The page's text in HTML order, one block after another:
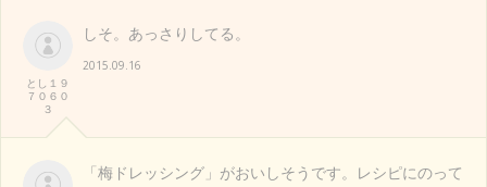
とし１９
７０６０
３
しそ。あっさりしてる。
2015.09.16
「梅ドレッシング」がおいしそうです。レシピにのって